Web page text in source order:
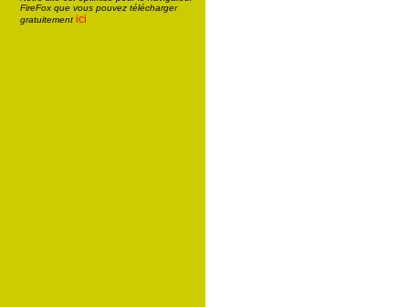
FireFox que vous pouvez télécharger
gratuitement ici